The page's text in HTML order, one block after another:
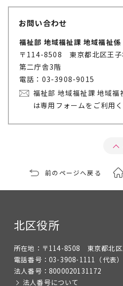
お問い合わせ
福祉部 地域福祉課 地域福祉係
〒114-8508 東京都北区王
第二庁舎3階
電話：03-3908-9015
福祉部 地域福祉課 地域福
は専用フォームをご利用く
前のページへ戻る
北区役所
所在地： 〒114-8508 東京都北
電話番号： 03-3908-1111 （代表）
法人番号： 8000020131172
法人番号について